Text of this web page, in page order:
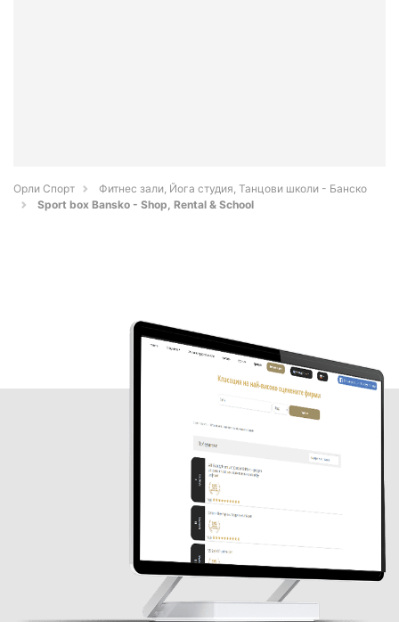
Орли Спорт
Фитнес зали, Йога студия, Танцови школи - Банско
Sport box Bansko - Shop, Rental & School